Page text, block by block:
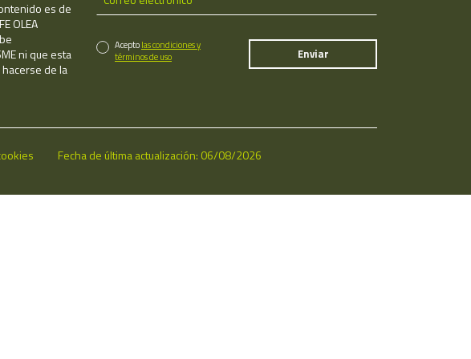
es de
OLEA
ni que esta
de la
Aceptolas condiciones y
términos de uso
Fecha de última actualización: 06/08/2026